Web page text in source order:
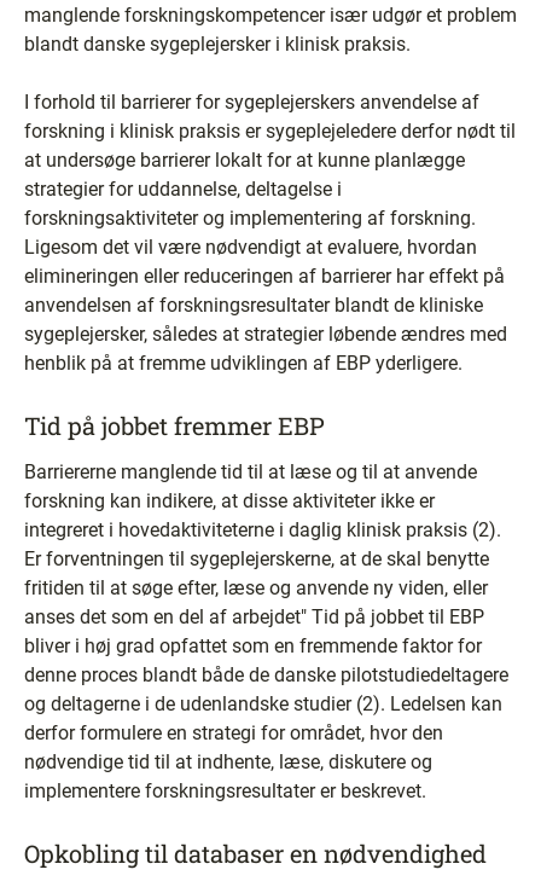
manglende forskningskompetencer især udgør et problem
blandt danske sygeplejersker i klinisk praksis.
I forhold til barrierer for sygeplejerskers anvendelse af
forskning i klinisk praksis er sygeplejeledere derfor nødt til
at undersøge barrierer lokalt for at kunne planlægge
strategier for uddannelse, deltagelse i
forskningsaktiviteter og implementering af forskning.
Ligesom det vil være nødvendigt at evaluere, hvordan
elimineringen eller reduceringen af barrierer har effekt på
anvendelsen af forskningsresultater blandt de kliniske
sygeplejersker, således at strategier løbende ændres med
henblik på at fremme udviklingen af EBP yderligere.
Tid på jobbet fremmer EBP
Barriererne manglende tid til at læse og til at anvende
forskning kan indikere, at disse aktiviteter ikke er
integreret i hovedaktiviteterne i daglig klinisk praksis (2).
Er forventningen til sygeplejerskerne, at de skal benytte
fritiden til at søge efter, læse og anvende ny viden, eller
anses det som en del af arbejdet" Tid på jobbet til EBP
bliver i høj grad opfattet som en fremmende faktor for
denne proces blandt både de danske pilotstudiedeltagere
og deltagerne i de udenlandske studier (2). Ledelsen kan
derfor formulere en strategi for området, hvor den
nødvendige tid til at indhente, læse, diskutere og
implementere forskningsresultater er beskrevet.
Opkobling til databaser en nødvendighed